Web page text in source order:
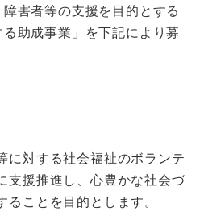
害者等の支援を目的とする
助成事業」を下記により募
に対する社会福祉のボランテ
支援推進し、心豊かな社会づ
ることを目的とします。